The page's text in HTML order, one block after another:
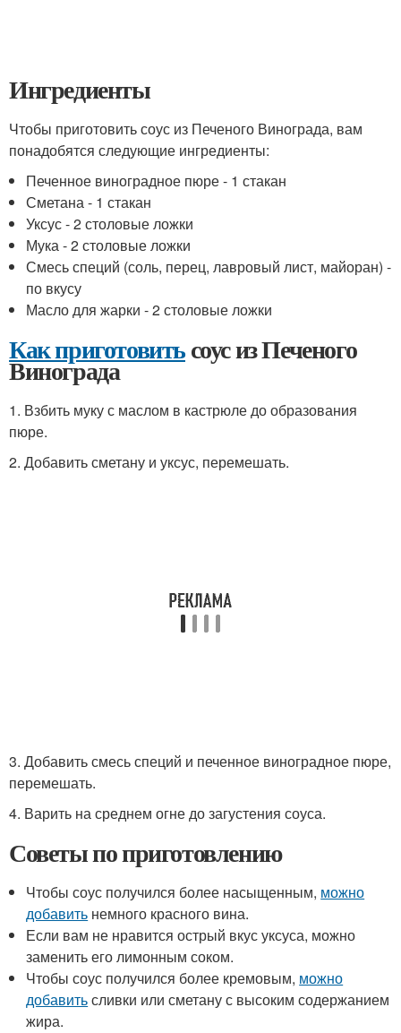
Ингредиенты
Чтобы приготовить соус из Печеного Винограда, вам
понадобятся следующие ингредиенты:
Печенное виноградное пюре - 1 стакан
Сметана - 1 стакан
Уксус - 2 столовые ложки
Мука - 2 столовые ложки
Смесь специй (соль, перец, лавровый лист, майоран) -
по вкусу
Масло для жарки - 2 столовые ложки
Как приготовитьсоус из Печеного
Винограда
1. Взбить муку с маслом в кастрюле до образования
пюре.
2. Добавить сметану и уксус, перемешать.
3. Добавить смесь специй и печенное виноградное пюре,
перемешать.
4. Варить на среднем огне до загустения соуса.
Советы по приготовлению
Чтобы соус получился более насыщенным, можно
добавить немного красного вина.
Если вам не нравится острый вкус уксуса, можно
заменить его лимонным соком.
Чтобы соус получился более кремовым, можно
добавитьсливки или сметану с высоким содержанием
жира.